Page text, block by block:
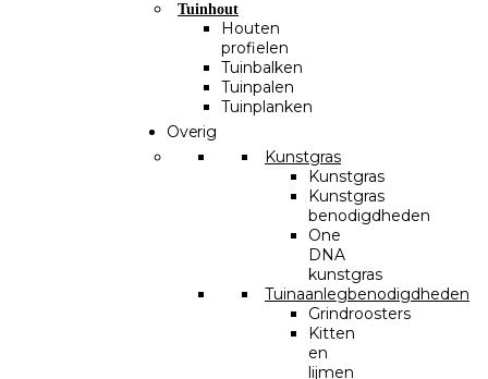
Tuinhout
Houten
profielen
Tuinbalken
Tuinpalen
Tuinplanken
Overig
Kunstgras
Kunstgras
Kunstgras
benodigdheden
One
DNA
kunstgras
Tuinaanlegbenodigdheden
Grindroosters
Kitten
en
lijmen